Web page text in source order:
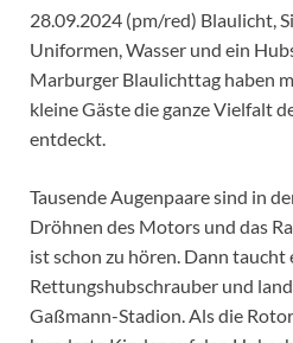
28.09.2024 (pm/red) Blaulicht,
Uniformen, Wasser und ein
Marburger Blaulichttag haben
kleine Gäste die ganze Vielfalt
entdeckt.
Tausende Augenpaare sind in
Dröhnen des Motors und das
ist schon zu hören. Dann taucht
Rettungshubschrauber und
Gaßmann-Stadion. Als die